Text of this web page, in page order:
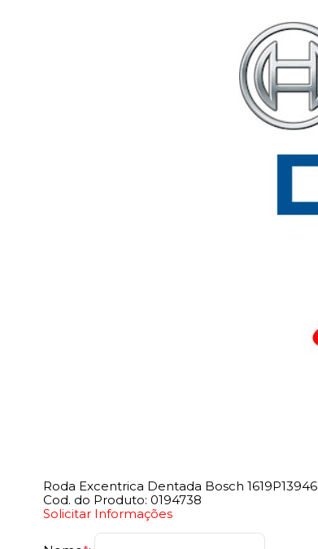
Roda Excentrica Dentada Bosch 1619P13946
Cod. do Produto: 0194738
Solicitar Informações